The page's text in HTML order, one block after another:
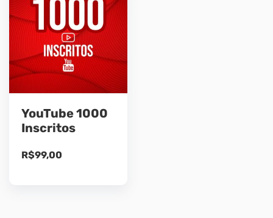
YouTube 1000
Inscritos
R$99,00